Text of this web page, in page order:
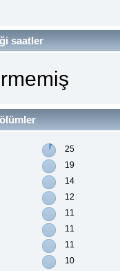
saatler
25
19
14
12
11
11
11
10